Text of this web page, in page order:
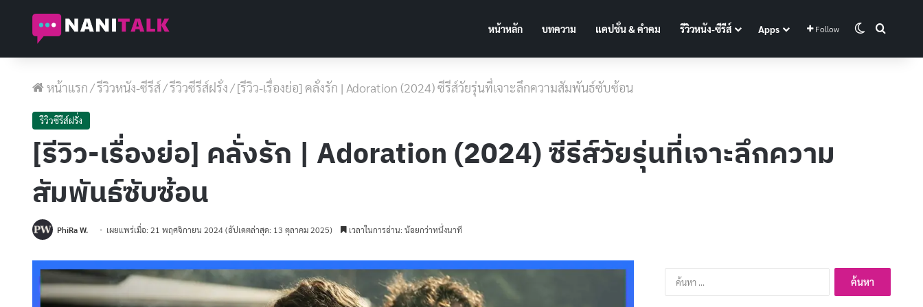
หน้าหลัก บทความ แคปชั่น & คำคม รีวิวหนัง-ซีรีส์ Apps Follow Switch skin
หน้าแรก/รีวิวหนัง-ซีรีส์/รีวิวซีรีส์ฝรั่ง/[รีวิว-เรื่องย่อ] คลั่งรัก | Adoration (2024) ซีรีส์วัยรุ่นที่เจาะลึกความสัมพันธ์ซับซ้อน
รีวิวซีรีส์ฝรั่ง
[รีวิว-เรื่องย่อ] คลั่งรัก | Adoration (2024) ซีรีส์วัยรุ่นที่เจาะลึกความ
สัมพันธ์ซับซ้อน
PhiRa W. เผยแพร่เมื่อ: 21 พฤศจิกายน 2024 (อัปเดตล่าสุด: 13 ตุลาคม 2025) เวลาในการอ่าน: น้อยกว่าหนึ่งนาที
ค้นหา
สำหรับ: